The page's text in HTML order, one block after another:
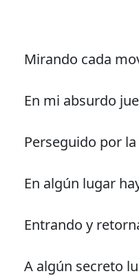
Mirando cada
En mi absurdo
Perseguido por
En algún lugar
Entrando y
A algún secreto